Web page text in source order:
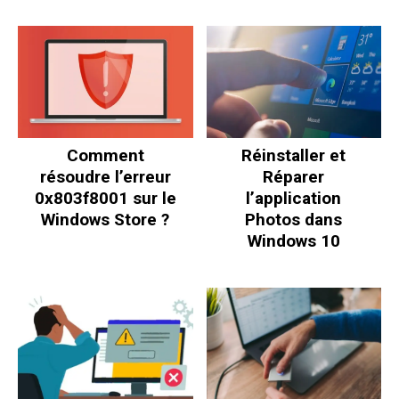
Comment
résoudre l’erreur
0x803f8001 sur le
Windows Store ?
Réinstaller et
Réparer
l’application
Photos dans
Windows 10